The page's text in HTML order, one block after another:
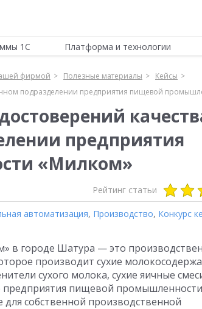
1С Платформа и технологии
фирмой Полезные материалы
Кейсы
подразделении предприятия пищевой
предприятия
«Милком»
Рейтинг статьи
автоматизация, Производство, Конкурс
в городе Шатура — это
производит сухие
сухого молока, сухие яичные
пищевой
собственной производственной